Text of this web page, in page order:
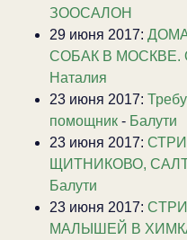
ЗООСАЛОН
29 июня 2017:
СОБАК В
Наталия
23 июня 2017:
помощник - Балути
23 июня 2017:
ЩИТНИКОВО,
Балути
23 июня 2017:
МАЛЫШЕЙ В